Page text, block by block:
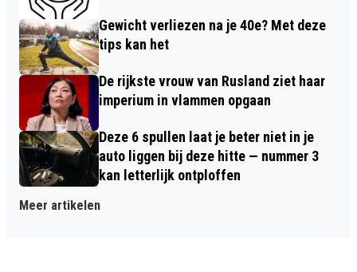
Gewicht verliezen na je 40e? Met deze
tips kan het
De rijkste vrouw van Rusland ziet haar
imperium in vlammen opgaan
Deze 6 spullen laat je beter niet in je
auto liggen bij deze hitte — nummer 3
kan letterlijk ontploffen
Meer artikelen